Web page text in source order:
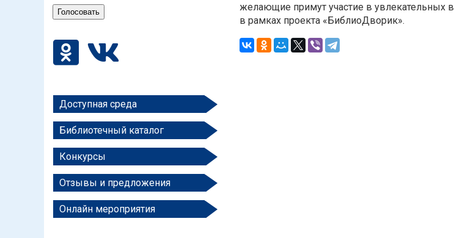
Доступная среда
Библиотечный каталог
Конкурсы
Отзывы и предложения
Онлайн мероприятия
желающие примут участие в увлекательных
в рамках проекта «БиблиоДворик».